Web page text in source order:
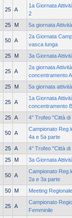
25 A
1a Giornata
2
25 M 5a giornata
50 A
2a Giornata
vasca lunga
25 M 3a Giornata
25 A
2a giornata
concentramento A
25 M 5a giornata
25 A
1a Giornata
concentramento B
25 A 4° Trofeo "Città
50 A
Campionato
4a e 5a parte
25 A
4° Trofeo "Città
25 M 3a Giornata
50 A
Campionato
2a e 3a parte
50 M Meeting
25 A
Campionato
Femminile